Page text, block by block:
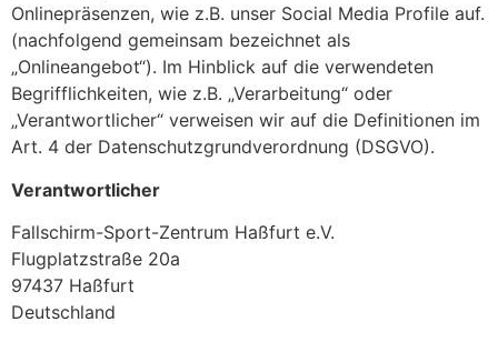
Onlinepräsenzen, wie z.B. unser Social Media Profile auf.
(nachfolgend gemeinsam bezeichnet als
„Onlineangebot“). Im Hinblick auf die verwendeten
Begrifflichkeiten, wie z.B. „Verarbeitung“ oder
„Verantwortlicher“ verweisen wir auf die Definitionen im
Art. 4 der Datenschutzgrundverordnung (DSGVO).
Verantwortlicher
Fallschirm-Sport-Zentrum Haßfurt e.V.
Flugplatzstraße 20a
97437 Haßfurt
Deutschland